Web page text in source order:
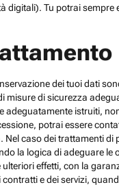
digitali). Tu potrai sempre
dei tuoi dati
misure di sicurezza
adeguatamente istruiti,
potrai essere
Nel caso dei trattamenti
la logica di adeguare le
effetti, con la
e dei servizi,